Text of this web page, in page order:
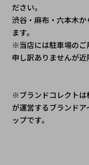
ださい。
渋谷・麻布・六本木
ます。
※当店には駐車場のご
申し訳ありませんが近
※ブランドコレクトは
が運営するブランド
ップです。